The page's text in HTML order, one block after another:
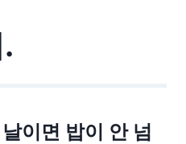
이면 밥이 안 넘